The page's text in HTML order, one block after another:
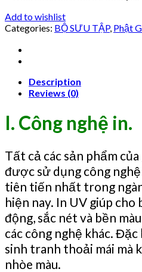
Add to wishlist
Categories: BỘ SƯU TẬP, Phật
Description
Reviews (0)
I. Công nghệ in.
Tất cả các sản phẩm của
được sử dụng công
tiên tiến nhất trong
hiện nay. In UV giúp
động, sắc nét và bền
các công nghệ khác.
sinh tranh thoải mái mà
nhòe màu.